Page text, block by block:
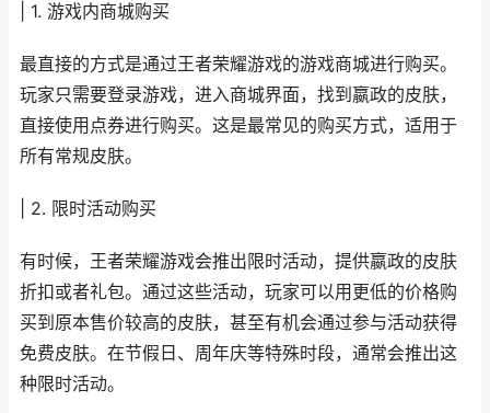
| 1. 游戏内商城购买
最直接的方式是通过王者荣耀游戏的游戏商城进行购买。
玩家只需要登录游戏，进入商城界面，找到嬴政的皮肤，
直接使用点券进行购买。这是最常见的购买方式，适用于
所有常规皮肤。
| 2. 限时活动购买
有时候，王者荣耀游戏会推出限时活动，提供嬴政的皮肤
折扣或者礼包。通过这些活动，玩家可以用更低的价格购
买到原本售价较高的皮肤，甚至有机会通过参与活动获得
免费皮肤。在节假日、周年庆等特殊时段，通常会推出这
种限时活动。